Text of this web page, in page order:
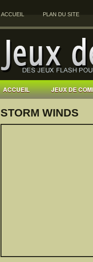
ACCUEIL PLAN DU SITE
ACCUEIL JEUX DE
STORM WINDS